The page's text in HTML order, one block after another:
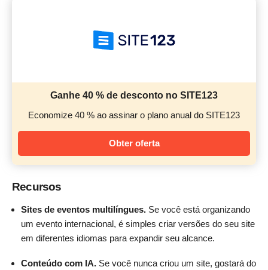
Ganhe 40 % de desconto no SITE123
Economize 40 % ao assinar o plano anual do SITE123
Obter oferta
Recursos
Sites de eventos multilíngues. Se você está organizando
um evento internacional, é simples criar versões do seu site
em diferentes idiomas para expandir seu alcance.
Conteúdo com IA. Se você nunca criou um site, gostará do